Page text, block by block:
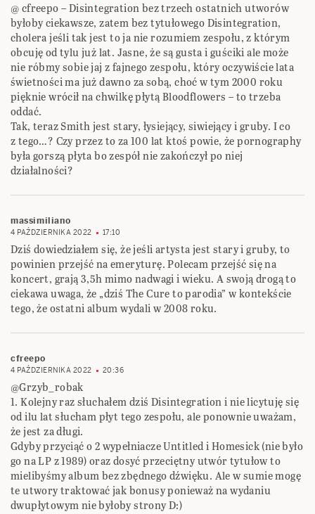
@ cfreepo – Disintegration bez trzech ostatnich utworów
byłoby ciekawsze, zatem bez tytułowego Disintegration,
cholera jeśli tak jest to ja nie rozumiem zespołu, z którym
obcuję od tylu już lat. Jasne, że są gusta i guściki ale może
nie róbmy sobie jaj z fajnego zespołu, który oczywiście lata
świetności ma już dawno za sobą, choć w tym 2000 roku
pięknie wrócił na chwilkę płytą Bloodflowers – to trzeba
oddać.
Tak, teraz Smith jest stary, łysiejący, siwiejący i gruby. I co
z tego…? Czy przez to za 100 lat ktoś powie, że pornography
była gorszą płyta bo zespół nie zakończył po niej
działalności?
massimiliano
4 PAŹDZIERNIKA 2022 17:10
Dziś dowiedziałem się, że jeśli artysta jest stary i gruby, to
powinien przejść na emeryturę. Polecam przejść się na
koncert, grają 3,5h mimo nadwagi i wieku. A swoją drogą to
ciekawa uwaga, że „dziś The Cure to parodia” w kontekście
tego, że ostatni album wydali w 2008 roku.
cfreepo
4 PAŹDZIERNIKA 2022 20:36
@Grzyb_robak
1. Kolejny raz słuchałem dziś Disintegration i nie licytuję się
od ilu lat słucham płyt tego zespołu, ale ponownie uważam,
że jest za długi.
Gdyby przyciąć o 2 wypełniacze Untitled i Homesick (nie było
go na LP z 1989) oraz dosyć przeciętny utwór tytułow to
mielibyśmy album bez zbędnego dźwięku. Ale w sumie mogę
te utwory traktować jak bonusy ponieważ na wydaniu
dwupłytowym nie byłoby strony D:)